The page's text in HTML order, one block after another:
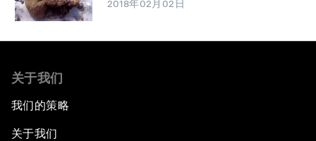
2018年02月02日
关于我们
我们的策略
关于我们